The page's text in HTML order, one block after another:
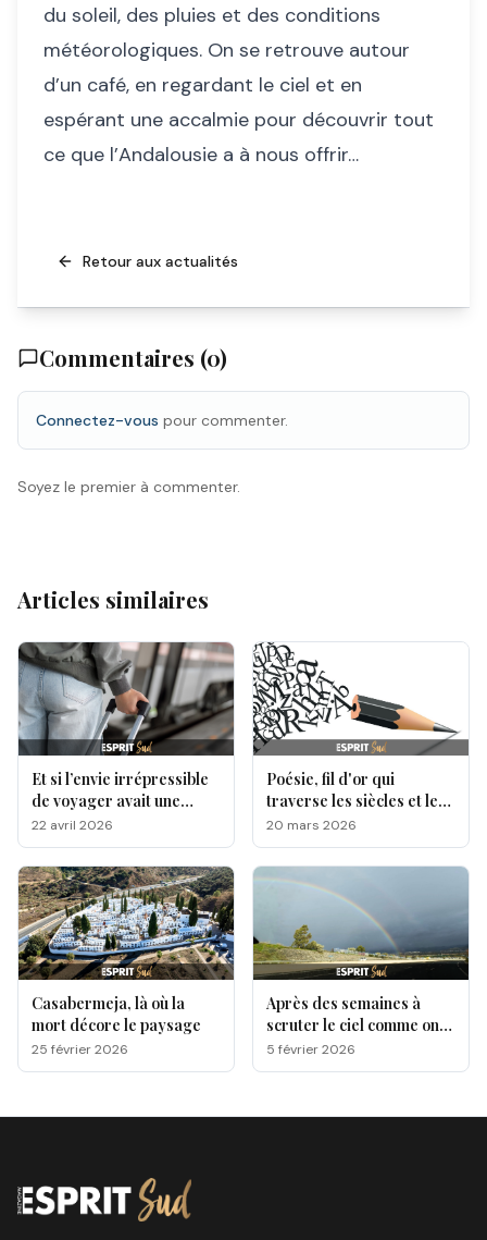
du soleil, des pluies et des conditions
météorologiques. On se retrouve autour
d’un café, en regardant le ciel et en
espérant une accalmie pour découvrir tout
ce que l’Andalousie a à nous offrir…
Retour aux actualités
Commentaires (0)
Connectez-vous pour commenter.
Soyez le premier à commenter.
Articles similaires
Et si l’envie irrépressible
de voyager avait une
origine génétique ?
22 avril 2026
Poésie, fil d'or qui
traverse les siècles et les
cultures
20 mars 2026
Casabermeja, là où la
mort décore le paysage
25 février 2026
Après des semaines à
scruter le ciel comme on
attend une lettre qui
n’arrive pas, une question
quand le soleil va-t-il
5 février 2026